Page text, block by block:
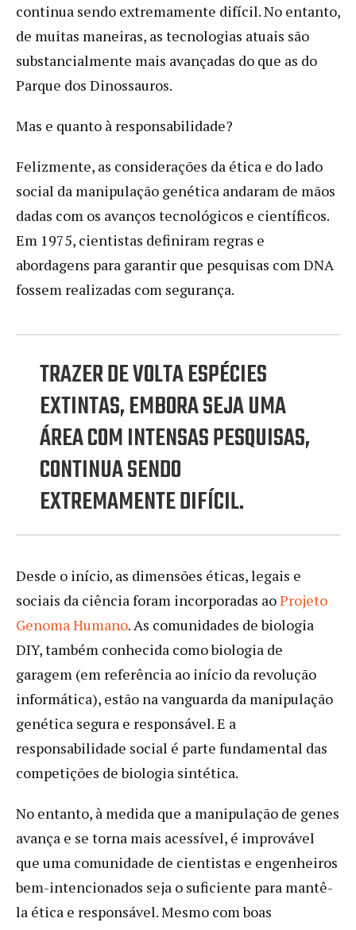
continua sendo extremamente difícil. No entanto,
de muitas maneiras, as tecnologias atuais são
substancialmente mais avançadas do que as do
Parque dos Dinossauros.
Mas e quanto à responsabilidade?
Felizmente, as considerações da ética e do lado
social da manipulação genética andaram de mãos
dadas com os avanços tecnológicos e científicos.
Em 1975, cientistas definiram regras e
abordagens para garantir que pesquisas com DNA
fossem realizadas com segurança.
TRAZER DE VOLTA ESPÉCIES
EXTINTAS, EMBORA SEJA UMA
ÁREA COM INTENSAS PESQUISAS,
CONTINUA SENDO
EXTREMAMENTE DIFÍCIL.
Desde o início, as dimensões éticas, legais e
sociais da ciência foram incorporadas aoProjeto
Genoma Humano. As comunidades de biologia
DIY, também conhecida como biologia de
garagem (em referência ao início da revolução
informática), estão na vanguarda da manipulação
genética segura e responsável. E a
responsabilidade social é parte fundamental das
competições de biologia sintética.
No entanto, à medida que a manipulação de genes
avança e se torna mais acessível, é improvável
que uma comunidade de cientistas e engenheiros
bem-intencionados seja o suficiente para mantê-
la ética e responsável. Mesmo com boas